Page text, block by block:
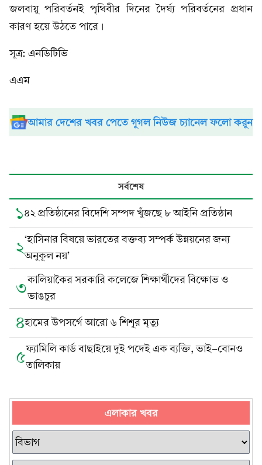
জলবায়ু পরিবর্তনই পৃথিবীর দিনের দৈর্ঘ্য পরিবর্তনের প্রধান
কারণ হয়ে উঠতে পারে।
সূত্র: এনডিটিভি
এএম
আমার দেশের খবর পেতে গুগল নিউজ চ্যানেল ফলো করুন
সর্বশেষ
১৪২ প্রতিষ্ঠানের বিদেশি সম্পদ খুঁজছে ৮ আইনি প্রতিষ্ঠান
২‘হাসিনার বিষয়ে ভারতের বক্তব্য সম্পর্ক উন্নয়নের জন্য
অনুকূল নয়’
৩কালিয়াকৈর সরকারি কলেজে শিক্ষার্থীদের বিক্ষোভ ও
ভাঙচুর
৪হামের উপসর্গে আরো ৬ শিশুর মৃত্যু
৫ফ্যামিলি কার্ড বাছাইয়ে দুই পদেই এক ব্যক্তি, ভাই-বোনও
তালিকায়
এলাকার খবর